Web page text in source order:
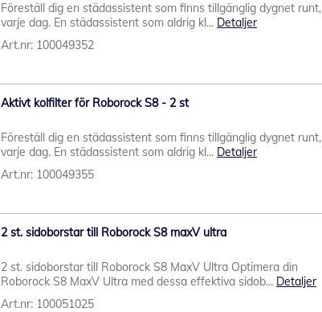
Föreställ dig en städassistent som finns tillgänglig dygnet runt,
varje dag. En städassistent som aldrig kl... Detaljer
Art.nr: 100049352
Aktivt kolfilter för Roborock S8 - 2 st
Föreställ dig en städassistent som finns tillgänglig dygnet runt,
varje dag. En städassistent som aldrig kl... Detaljer
Art.nr: 100049355
2 st. sidoborstar till Roborock S8 maxV ultra
2 st. sidoborstar till Roborock S8 MaxV Ultra Optimera din
Roborock S8 MaxV Ultra med dessa effektiva sidob... Detaljer
Art.nr: 100051025